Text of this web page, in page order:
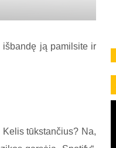
išbandę ją pamilsite ir
tūkstančius? Na,